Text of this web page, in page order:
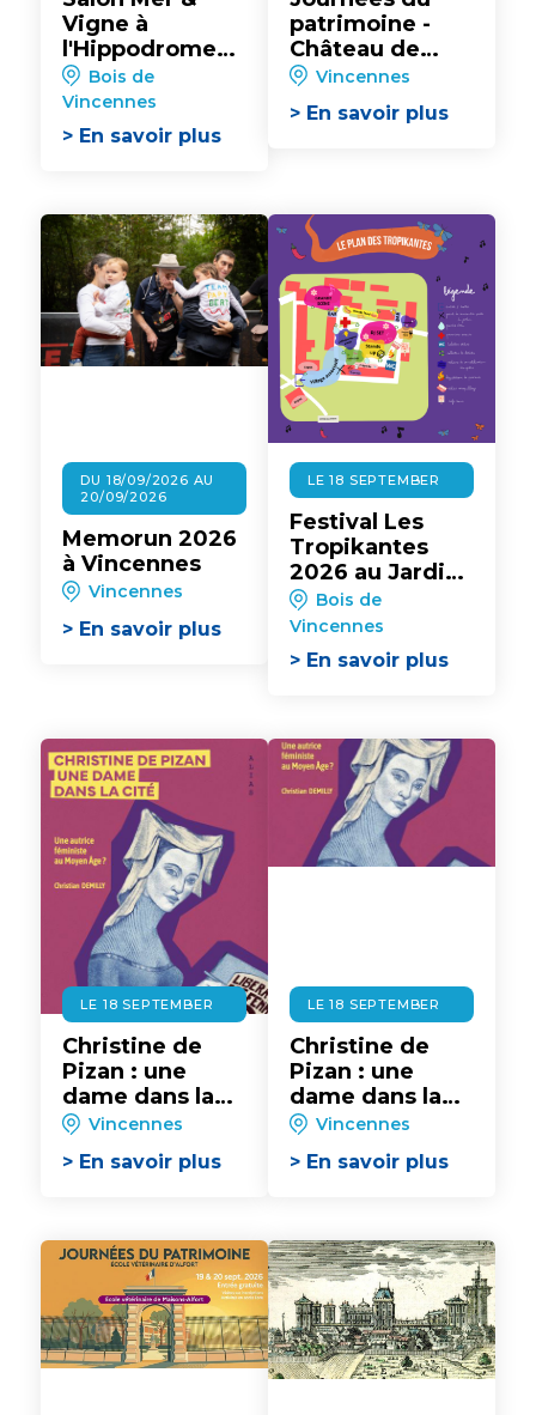
Vigne à
l'Hippodrome
Paris-
Vincennes
Bois de
Vincennes
> En savoir plus
patrimoine -
Château de
Vincennes : Le
Versailles de
Charles V
Vincennes
> En savoir plus
DU 18/09/2026 AU
20/09/2026
Memorun 2026
à Vincennes
Vincennes
> En savoir plus
LE 18 SEPTEMBER
Festival Les
Tropikantes
2026 au Jardin
d'Agronomie
Tropicale
Bois de
Vincennes
> En savoir plus
LE 18 SEPTEMBER
Christine de
Pizan : une
dame dans la
citéVincennes
> En savoir plus
LE 18 SEPTEMBER
Christine de
Pizan : une
dame dans la
citéVincennes
> En savoir plus